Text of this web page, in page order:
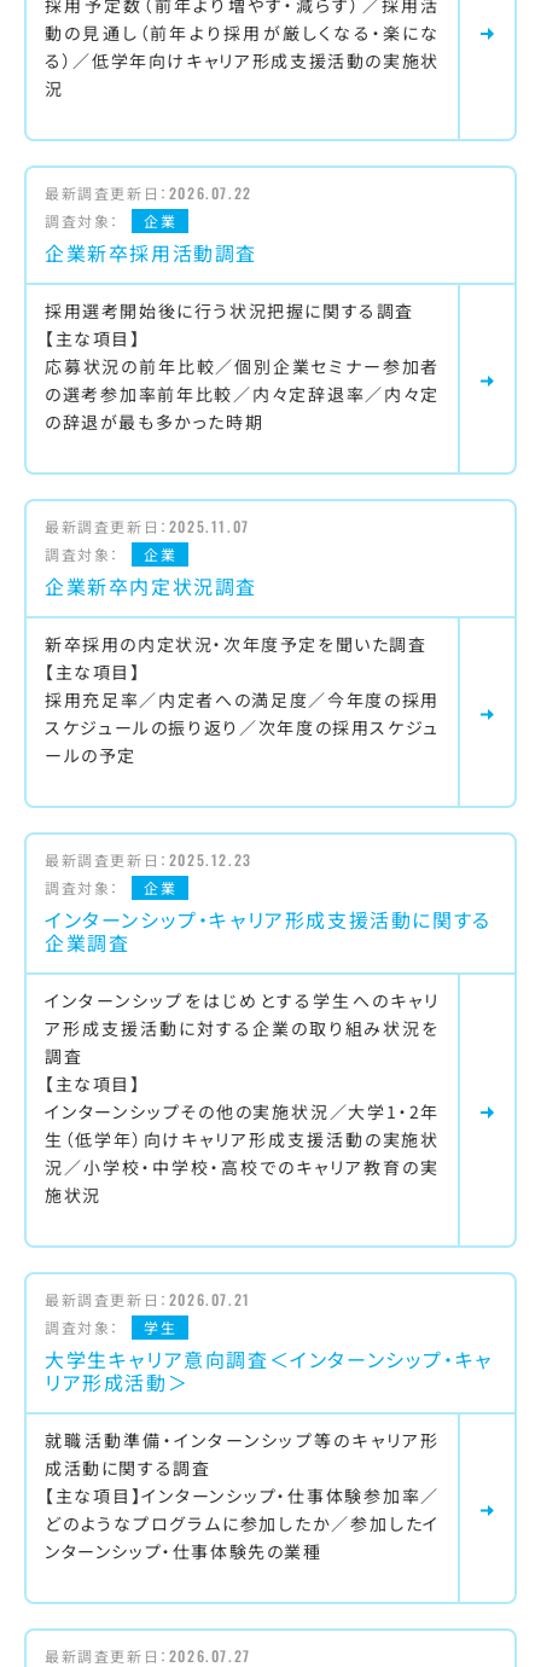
採用予定数（前年より増やす・減らす）／採用活
動の見通し（前年より採用が厳しくなる・楽にな
る）／低学年向けキャリア形成支援活動の実施状
況
最新調査更新日： 2026.07.22
調査対象：
企業
企業新卒採用活動調査
採用選考開始後に行う状況把握に関する調査
【主な項目】
応募状況の前年比較／個別企業セミナー参加者
の選考参加率前年比較／内々定辞退率／内々定
の辞退が最も多かった時期
最新調査更新日： 2025.11.07
調査対象：
企業
企業新卒内定状況調査
新卒採用の内定状況・次年度予定を聞いた調査
【主な項目】
採用充足率／内定者への満足度／今年度の採用
スケジュールの振り返り／次年度の採用スケジュ
ールの予定
最新調査更新日： 2025.12.23
調査対象：
企業
インターンシップ・キャリア形成支援活動に関する
企業調査
インターンシップをはじめとする学生へのキャリ
ア形成支援活動に対する企業の取り組み状況を
調査
【主な項目】
インターンシップその他の実施状況／大学1・2年
生（低学年）向けキャリア形成支援活動の実施状
況／小学校・中学校・高校でのキャリア教育の実
施状況
最新調査更新日： 2026.07.21
調査対象：
学生
大学生キャリア意向調査＜インターンシップ・キャ
リア形成活動＞
就職活動準備・インターンシップ等のキャリア形
成活動に関する調査
【主な項目】インターンシップ・仕事体験参加率／
どのようなプログラムに参加したか／参加したイ
ンターンシップ・仕事体験先の業種
最新調査更新日： 2026.07.27